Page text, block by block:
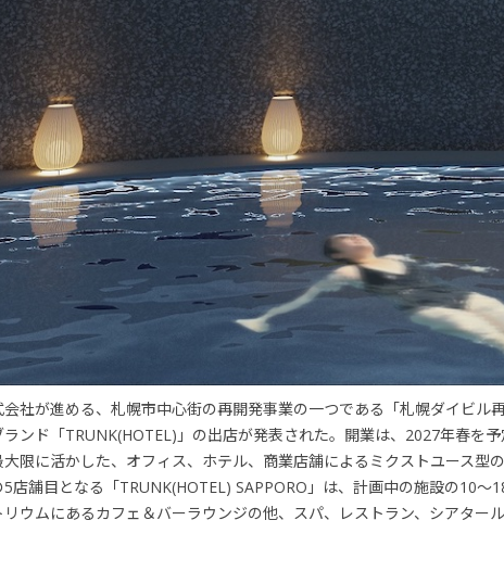
社が進める、札幌市中心街の再開発事業の一つである「札幌ダイビ
ンド「TRUNK(HOTEL)」の出店が発表された。開業は、2027年春を
限に活かした、オフィス、ホテル、商業店舗によるミクストユース型の
店舗目となる「TRUNK(HOTEL) SAPPORO」は、計画中の施設の10〜
ウムにあるカフェ＆バーラウンジの他、スパ、レストラン、シアター